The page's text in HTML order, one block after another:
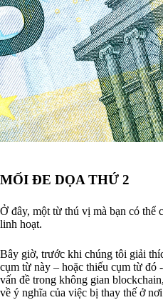
MỐI ĐE DỌA THỨ 2
Ở đây, một từ thú vị mà bạn có thể
linh hoạt.
Bây giờ, trước khi chúng tôi giải
cụm từ này – hoặc thiếu cụm từ đó
vấn đề trong không gian
về ý nghĩa của việc bị thay thế ở